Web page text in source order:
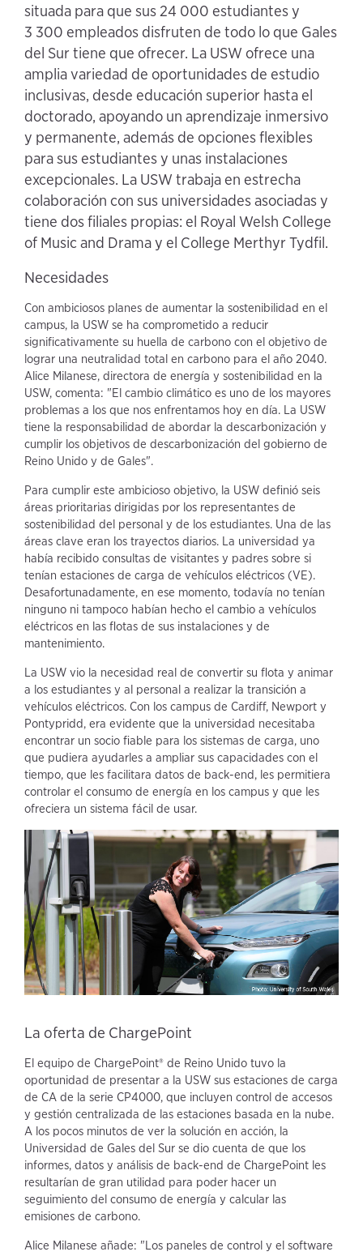
situada para que sus 24 000 estudiantes y
3 300 empleados disfruten de todo lo que Gales
del Sur tiene que ofrecer. La USW ofrece una
amplia variedad de oportunidades de estudio
inclusivas, desde educación superior hasta el
doctorado, apoyando un aprendizaje inmersivo
y permanente, además de opciones flexibles
para sus estudiantes y unas instalaciones
excepcionales. La USW trabaja en estrecha
colaboración con sus universidades asociadas y
tiene dos filiales propias: el Royal Welsh College
of Music and Drama y el College Merthyr Tydfil.
Necesidades
Con ambiciosos planes de aumentar la sostenibilidad en el
campus, la USW se ha comprometido a reducir
significativamente su huella de carbono con el objetivo de
lograr una neutralidad total en carbono para el año 2040.
Alice Milanese, directora de energía y sostenibilidad en la
USW, comenta: "El cambio climático es uno de los mayores
problemas a los que nos enfrentamos hoy en día. La USW
tiene la responsabilidad de abordar la descarbonización y
cumplir los objetivos de descarbonización del gobierno de
Reino Unido y de Gales".
Para cumplir este ambicioso objetivo, la USW definió seis
áreas prioritarias dirigidas por los representantes de
sostenibilidad del personal y de los estudiantes. Una de las
áreas clave eran los trayectos diarios. La universidad ya
había recibido consultas de visitantes y padres sobre si
tenían estaciones de carga de vehículos eléctricos (VE).
Desafortunadamente, en ese momento, todavía no tenían
ninguno ni tampoco habían hecho el cambio a vehículos
eléctricos en las flotas de sus instalaciones y de
mantenimiento.
La USW vio la necesidad real de convertir su flota y animar
a los estudiantes y al personal a realizar la transición a
vehículos eléctricos. Con los campus de Cardiff, Newport y
Pontypridd, era evidente que la universidad necesitaba
encontrar un socio fiable para los sistemas de carga, uno
que pudiera ayudarles a ampliar sus capacidades con el
tiempo, que les facilitara datos de back-end, les permitiera
controlar el consumo de energía en los campus y que les
ofreciera un sistema fácil de usar.
La oferta de ChargePoint
El equipo de ChargePoint® de Reino Unido tuvo la
oportunidad de presentar a la USW sus estaciones de carga
de CA de la serie CP4000, que incluyen control de accesos
y gestión centralizada de las estaciones basada en la nube.
A los pocos minutos de ver la solución en acción, la
Universidad de Gales del Sur se dio cuenta de que los
informes, datos y análisis de back-end de ChargePoint les
resultarían de gran utilidad para poder hacer un
seguimiento del consumo de energía y calcular las
emisiones de carbono.
Alice Milanese añade: "Los paneles de control y el software